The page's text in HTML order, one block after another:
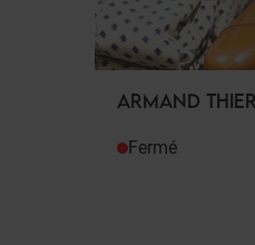
ARMAND
Fermé